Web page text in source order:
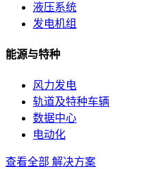
液压系统
发电机组
能源与特种
风力发电
轨道及特种车辆
数据中心
电动化
查看全部 解决方案